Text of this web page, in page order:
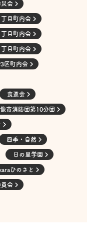
災会
丁目町内会
丁目町内会
丁目町内会
区町内会
食進会
市消防団第10分団
四季・自然
日の里学園
ひのさと
員会